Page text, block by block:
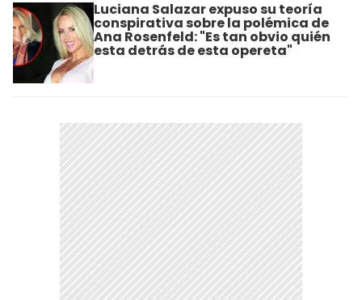
Luciana Salazar expuso su teoría
conspirativa sobre la polémica de
Ana Rosenfeld: "Es tan obvio quién
esta detrás de esta opereta"